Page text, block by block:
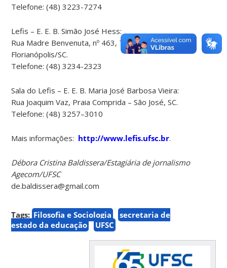
Telefone: (48) 3223-7274
Lefis – E. E. B. Simão José Hess:
Rua Madre Benvenuta, nº 463, Trindade,
Florianópolis/SC.
Telefone: (48) 3234-2323
Sala do Lefis – E. E. B. Maria José Barbosa Vieira:
Rua Joaquim Vaz, Praia Comprida – São José, SC.
Telefone: (48) 3257–3010
Mais informações: http://www.lefis.ufsc.br.
Débora Cristina Baldissera/Estagiária de jornalismo
Agecom/UFSC
de.baldissera@gmail.com
Tags: Filosofia e Sociologia
secretaria de
estado da educação
UFSC